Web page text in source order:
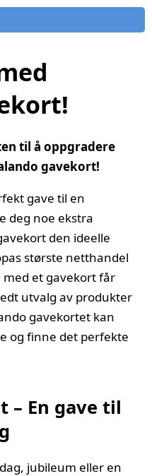
til å oppgradere
gavekort!
gave til en
deg noe ekstra
den ideelle
største netthandel
et gavekort får
utvalg av produkter
gavekortet kan
og finne det perfekte
– En gave til
jubileum eller en